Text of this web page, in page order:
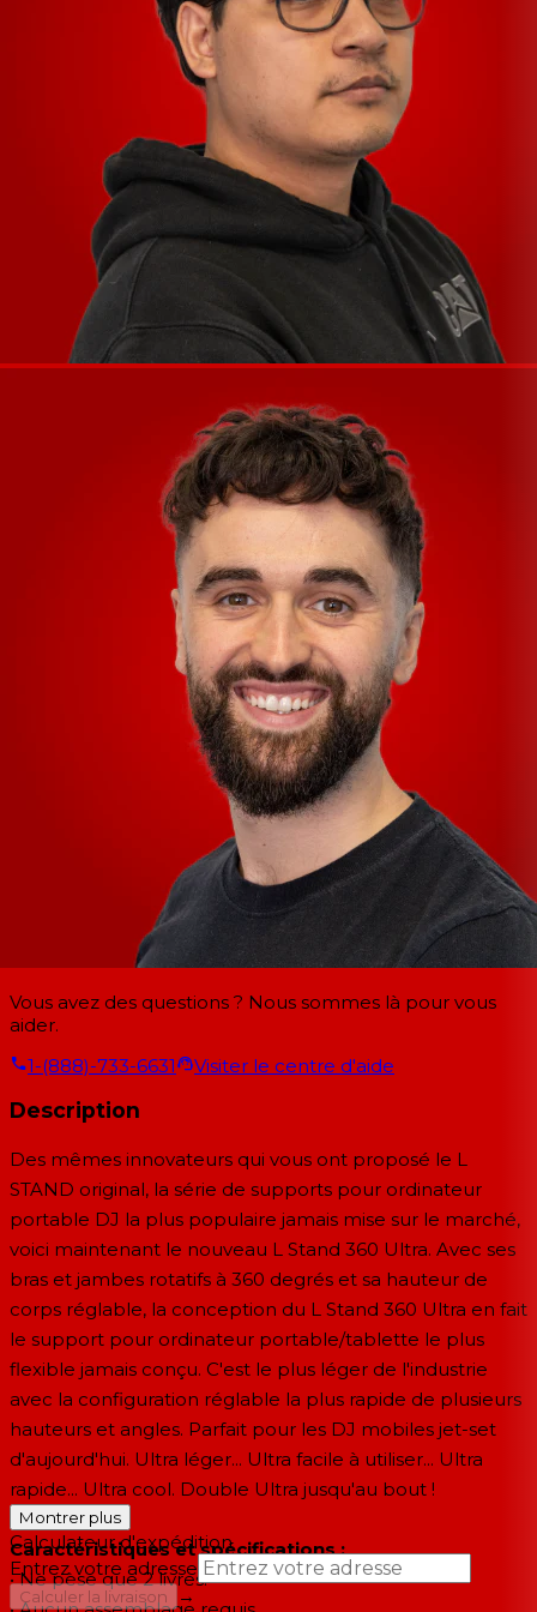
Vous avez des questions ? Nous sommes là pour vous
aider.
1-(888)-733-6631
Visiter le centre d'aide
Description
Des mêmes innovateurs qui vous ont proposé le L
STAND original, la série de supports pour ordinateur
portable DJ la plus populaire jamais mise sur le marché,
voici maintenant le nouveau L Stand 360 Ultra. Avec ses
bras et jambes rotatifs à 360 degrés et sa hauteur de
corps réglable, la conception du L Stand 360 Ultra en fait
le support pour ordinateur portable/tablette le plus
flexible jamais conçu. C'est le plus léger de l'industrie
avec la configuration réglable la plus rapide de plusieurs
hauteurs et angles. Parfait pour les DJ mobiles jet-set
d'aujourd'hui. Ultra léger... Ultra facile à utiliser... Ultra
rapide... Ultra cool. Double Ultra jusqu'au bout !
Caractéristiques et spécifications :
• Ne pèse que 2 livres.
Montrer plus
Calculateur d'expédition
Entrez votre adresse
Calculer la livraison
→